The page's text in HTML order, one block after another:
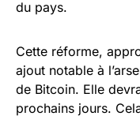
du pays.
Cette réforme,
ajout notable à
de Bitcoin. Elle
prochains jours.